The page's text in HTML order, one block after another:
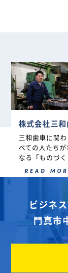
株式会社三和
三和歯車に関
べての人たちが
なる「ものづ
READ
ビジネ
門真市